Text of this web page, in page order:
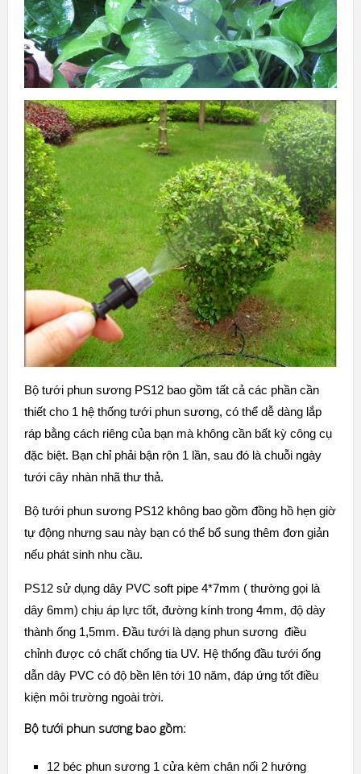
Bộ tưới phun sương PS12 bao gồm tất cả các phần cần
thiết cho 1 hệ thống tưới phun sương, có thể dễ dàng lắp
ráp bằng cách riêng của bạn mà không cần bất kỳ công cụ
đặc biệt. Bạn chỉ phải bận rộn 1 lần, sau đó là chuỗi ngày
tưới cây nhàn nhã thư thả.
Bộ tưới phun sương PS12 không bao gồm đồng hồ hẹn giờ
tự động nhưng sau này bạn có thể bổ sung thêm đơn giản
nếu phát sinh nhu cầu.
PS12 sử dụng dây PVC soft pipe 4*7mm ( thường gọi là
dây 6mm) chịu áp lực tốt, đường kính trong 4mm, độ dày
thành ống 1,5mm. Đầu tưới là dạng phun sương điều
chỉnh được có chất chống tia UV. Hệ thống đầu tưới ống
dẫn dây PVC có độ bền lên tới 10 năm, đáp ứng tốt điều
kiện môi trường ngoài trời.
Bộ tưới phun sương bao gồm:
12 béc phun sương 1 cửa kèm chân nối 2 hướng